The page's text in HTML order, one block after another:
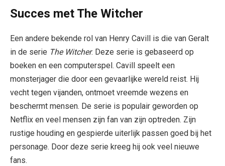
Succes met The Witcher
Een andere bekende rol van Henry Cavill is die van Geralt
in de serie The Witcher. Deze serie is gebaseerd op
boeken en een computerspel. Cavill speelt een
monsterjager die door een gevaarlijke wereld reist. Hij
vecht tegen vijanden, ontmoet vreemde wezens en
beschermt mensen. De serie is populair geworden op
Netflix en veel mensen zijn fan van zijn optreden. Zijn
rustige houding en gespierde uiterlijk passen goed bij het
personage. Door deze serie kreeg hij ook veel nieuwe
fans.